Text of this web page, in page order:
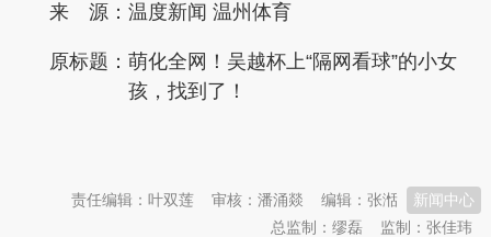
来 源：温度新闻 温州体育
原标题： 萌化全网！吴越杯上“隔网看球”的小女
孩，找到了！
新闻中心
编辑：张湉
审核：潘涌燚
责任编辑：叶双莲
监制：张佳玮
总监制：缪磊